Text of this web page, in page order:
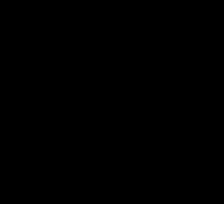
признавать предусмотренные УК
личности, против половой
против конституционных, трудовых и
против интересов
определенные преступления
государственных
власти, органов
против мира, безопасности
Суда Украины от 8 апреля 1999
Украины и Генеральной прокуратуры
процессуального кодекса Украины
суде)», для решения дела